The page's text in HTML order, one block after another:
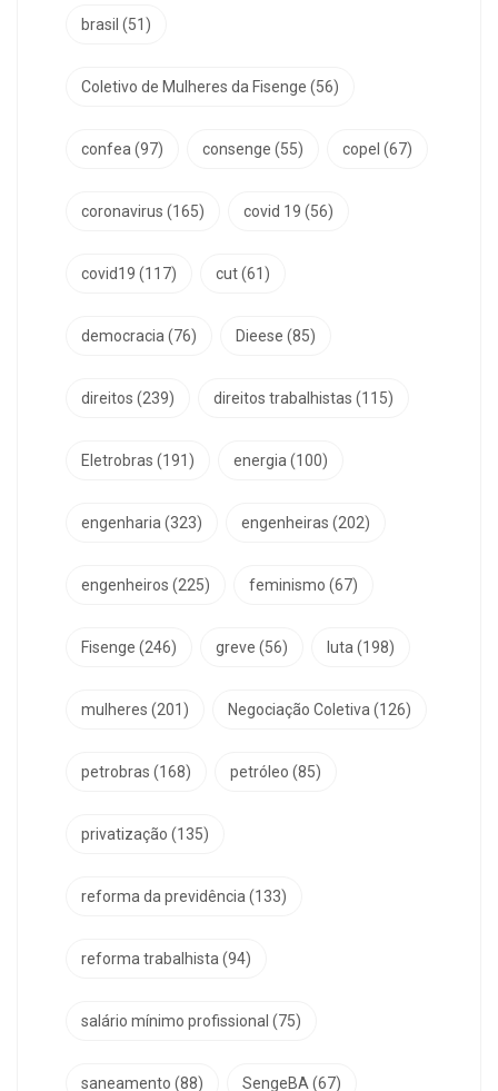
brasil (51)
Coletivo de Mulheres da Fisenge (56)
confea (97) consenge (55) copel (67)
coronavirus (165) covid 19 (56)
covid19 (117) cut(61)
democracia (76) Dieese (85)
direitos (239) direitos trabalhistas (115)
Eletrobras (191) energia (100)
engenharia (323) engenheiras (202)
engenheiros (225) feminismo (67)
Fisenge (246) greve (56) luta (198)
mulheres (201) Negociação Coletiva (126)
petrobras (168) petróleo (85)
privatização (135)
reforma da previdência (133)
reforma trabalhista (94)
salário mínimo profissional (75)
saneamento (88) SengeBA (67)